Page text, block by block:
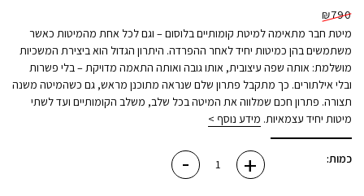
₪790
מיטת חבר מתאימה למיטת קומותיים בלוסום – וגם לכל אחת מהמיטות כאשר
משתמשים בהן כמיטות יחיד לאחר ההפרדה. היתרון הגדול הוא ביצירת המשכיות
מושלמת: אותה שפה עיצובית, אותו גובה ואותה התאמה מדויקת – בלי פשרות
ובלי אילתורים. כך מתקבל פתרון שלם שנראה מתוכנן מראש, גם כשהמיטה משנה
תצורה. פתרון חכם שמלווה את המיטה בכל שלב, משלב הקומותיים ועד לשתי
מיטות יחיד עצמאיות. מידע נוסף >
כמות: - של +